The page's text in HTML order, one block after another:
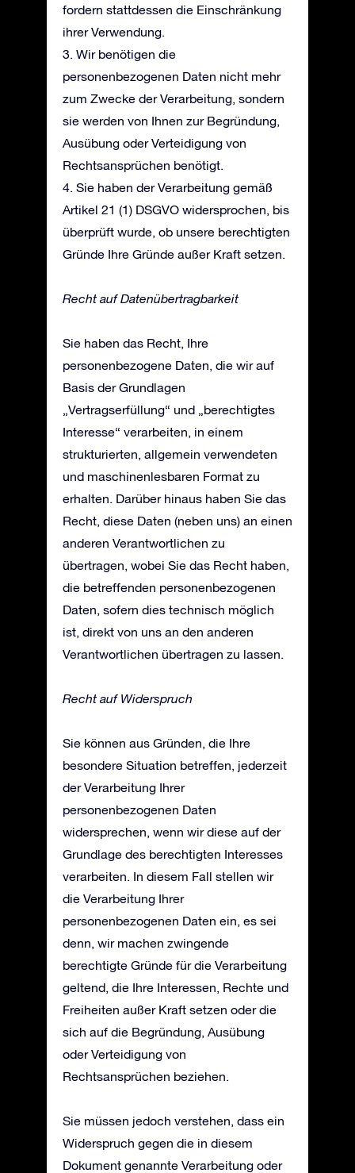
fordern stattdessen die Einschränkung
ihrer Verwendung.
3. Wir benötigen die
personenbezogenen Daten nicht mehr
zum Zwecke der Verarbeitung, sondern
sie werden von Ihnen zur Begründung,
Ausübung oder Verteidigung von
Rechtsansprüchen benötigt.
4. Sie haben der Verarbeitung gemäß
Artikel 21 (1) DSGVO widersprochen, bis
überprüft wurde, ob unsere berechtigten
Gründe Ihre Gründe außer Kraft setzen.
Recht auf Datenübertragbarkeit
Sie haben das Recht, Ihre
personenbezogene Daten, die wir auf
Basis der Grundlagen
„Vertragserfüllung“ und „berechtigtes
Interesse“ verarbeiten, in einem
strukturierten, allgemein verwendeten
und maschinenlesbaren Format zu
erhalten. Darüber hinaus haben Sie das
Recht, diese Daten (neben uns) an einen
anderen Verantwortlichen zu
übertragen, wobei Sie das Recht haben,
die betreffenden personenbezogenen
Daten, sofern dies technisch möglich
ist, direkt von uns an den anderen
Verantwortlichen übertragen zu lassen.
Recht auf Widerspruch
Sie können aus Gründen, die Ihre
besondere Situation betreffen, jederzeit
der Verarbeitung Ihrer
personenbezogenen Daten
widersprechen, wenn wir diese auf der
Grundlage des berechtigten Interesses
verarbeiten. In diesem Fall stellen wir
die Verarbeitung Ihrer
personenbezogenen Daten ein, es sei
denn, wir machen zwingende
berechtigte Gründe für die Verarbeitung
geltend, die Ihre Interessen, Rechte und
Freiheiten außer Kraft setzen oder die
sich auf die Begründung, Ausübung
oder Verteidigung von
Rechtsansprüchen beziehen.
Sie müssen jedoch verstehen, dass ein
Widerspruch gegen die in diesem
Dokument genannte Verarbeitung oder